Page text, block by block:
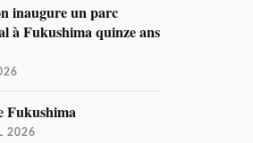
inaugure un parc
à Fukushima quinze ans
Fukushima
2026